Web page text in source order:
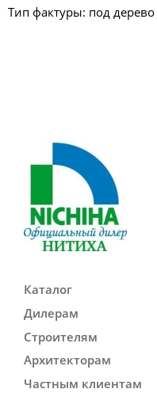
Тип фактуры: под дерево
Каталог
Дилерам
Строителям
Архитекторам
Частным клиентам